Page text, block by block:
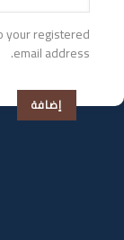
your registered
email address.